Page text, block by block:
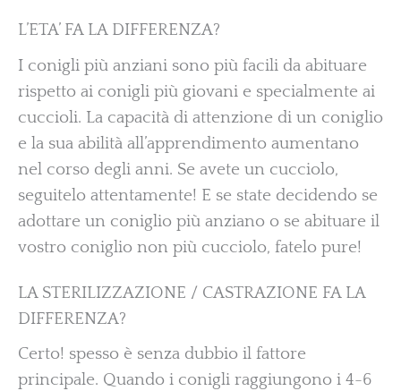
L’ETA’ FA LA DIFFERENZA?
I conigli più anziani sono più facili da abituare
rispetto ai conigli più giovani e specialmente ai
cuccioli. La capacità di attenzione di un coniglio
e la sua abilità all’apprendimento aumentano
nel corso degli anni. Se avete un cucciolo,
seguitelo attentamente! E se state decidendo se
adottare un coniglio più anziano o se abituare il
vostro coniglio non più cucciolo, fatelo pure!
LA STERILIZZAZIONE / CASTRAZIONE FA LA
DIFFERENZA?
Certo! spesso è senza dubbio il fattore
principale. Quando i conigli raggiungono i 4-6